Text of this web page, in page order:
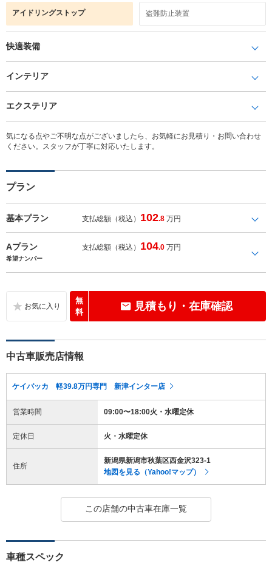
アイドリングストップ 盗難防止装置
快適装備
インテリア
エクステリア
気になる点やご不明な点がございましたら、お気軽にお見積り・お問い合わせ
ください。スタッフが丁寧に対応いたします。
プラン
基本プラン 支払総額（税込） 102.8 万円
Aプラン 支払総額（税込） 104.0 万円
希望ナンバー
無
料
見積もり・在庫確認
中古車販売店情報
ケイバッカ 軽39.8万円専門 新津インター店
営業時間 09:00〜18:00火・水曜定休
定休日 火・水曜定休
住所
新潟県新潟市秋葉区西金沢323-1
地図を見る（Yahoo!マップ）
この店舗の中古車在庫一覧
車種スペック